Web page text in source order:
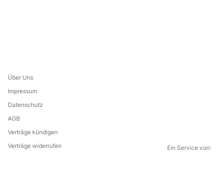
Über Uns
Impressum
Datenschutz
AGB
Verträge kündigen
Verträge widerrufen
Ein Service von: